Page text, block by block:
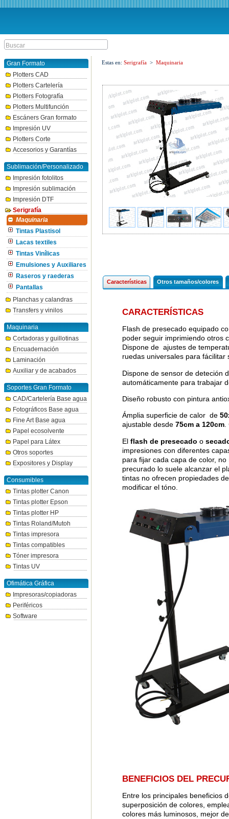
Gran Formato
Plotters CAD
Plotters Cartelería
Plotters Fotografía
Plotters Multifunción
Escáners Gran formato
Impresión UV
Plotters Corte
Accesorios y Garantías
Sublimación/Personalizado
Impresión fotolitos
Impresión sublimación
Impresión DTF
Serigrafía
Maquinaria
Tintas Plastisol
Lacas textiles
Tintas Vinílicas
Emulsiones y Auxiliares
Raseros y raederas
Pantallas
Planchas y calandras
Transfers y vinilos
Maquinaria
Cortadoras y guillotinas
Encuadernación
Laminación
Auxiliar y de acabados
Soportes Gran Formato
CAD/Cartelería Base agua
Fotográficos Base agua
Fine Art Base agua
Papel ecosolvente
Papel para Látex
Otros soportes
Expositores y Display
Consumibles
Tintas plotter Canon
Tintas plotter Epson
Tintas plotter HP
Tintas Roland/Mutoh
Tintas impresora
Tintas compatibles
Tóner impresora
Tintas UV
Ofimática Gráfica
Impresoras/copiadoras
Periféricos
Software
Estas en: Serigrafía > Maquinaria
Características Otros tamaños/colores
CARACTERÍSTICAS
Flash de presecado equipado
poder seguir imprimiendo otros
Dispone de ajustes de
ruedas universales para
Dispone de sensor de deteción
automáticamente para trabajar
Diseño robusto con pintura
Ámplia superficie de calor de
ajustable desde 75cm a 120cm.
El flash de presecado o
impresiones con diferentes
para fijar cada capa de color,
precurado lo suele alcanzar el
tintas no ofrecen propiedades
modificar el tóno.
BENEFICIOS DEL
Entre los principales beneficios
superposición de colores,
colores más luminosos, mejor